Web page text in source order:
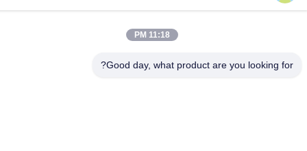
الغرفة 1402، الكتلة A6، لا.133"طريق جيهوا الغربي في منطقة
تشانتشينغ، مدينة فوشان، مقاطعة "غوانغدونغ
11:18 PM
Good day, what product are you looking for?